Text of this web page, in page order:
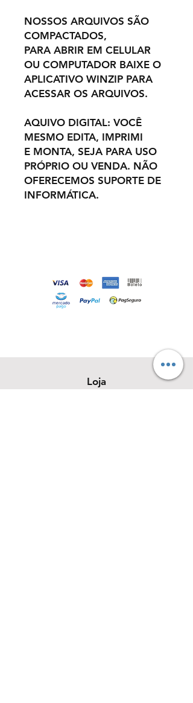
NOSSOS ARQUIVOS SÃO
COMPACTADOS,
PARA ABRIR EM CELULAR
OU COMPUTADOR BAIXE O
APLICATIVO WINZIP PARA
ACESSAR OS ARQUIVOS.
AQUIVO DIGITAL: VOCÊ
MESMO EDITA, IMPRIMI
E MONTA, SEJA PARA USO
PRÓPRIO OU VENDA. NÃO
OFERECEMOS SUPORTE DE
INFORMÁTICA.
Loja